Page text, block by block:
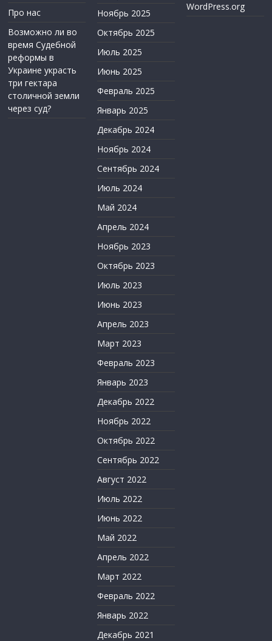
Про нас
Возможно ли во
время Судебной
реформы в
Украине украсть
три гектара
столичной земли
через суд?
Ноябрь 2025
Октябрь 2025
Июль 2025
Июнь 2025
Февраль 2025
Январь 2025
Декабрь 2024
Ноябрь 2024
Сентябрь 2024
Июль 2024
Май 2024
Апрель 2024
Ноябрь 2023
Октябрь 2023
Июль 2023
Июнь 2023
Апрель 2023
Март 2023
Февраль 2023
Январь 2023
Декабрь 2022
Ноябрь 2022
Октябрь 2022
Сентябрь 2022
Август 2022
Июль 2022
Июнь 2022
Май 2022
Апрель 2022
Март 2022
Февраль 2022
Январь 2022
Декабрь 2021
WordPress.org